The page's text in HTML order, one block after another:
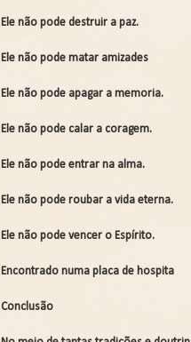
Ele não pode destruir a paz.
Ele não pode matar amizades
Ele não pode apagar a memoria.
Ele não pode calar a coragem.
Ele não pode entrar na alma.
Ele não pode roubar a vida eterna.
Ele não pode vencer o Espírito.
Encontrado numa placa de hospita
Conclusão